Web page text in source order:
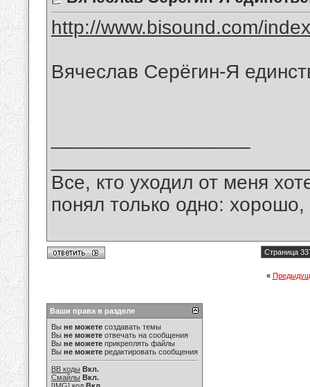
http://www.bisound.com/
Вячеслав Серёгин-Я
Все, кто уходил от меня
понял только одно:
Страница
«
Ваши права в разделе
Вы не можете создавать темы
Вы не можете отвечать на сообщения
Вы не можете прикреплять файлы
Вы не можете редактировать сообщения
BB коды Вкл.
Смайлы Вкл.